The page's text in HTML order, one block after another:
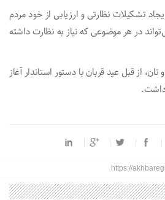
تشکیلات نظارتی و ارزیابی از خود مردم
در هر موضوعی که نیاز به نظارت داشته
از قبل عید قربان با دستور استاندار آغاز
داشت.
https://